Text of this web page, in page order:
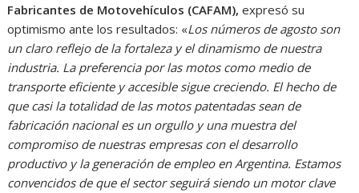
Fabricantes de Motovehículos (CAFAM), expresó su
optimismo ante los resultados: «Los números de agosto son
un claro reflejo de la fortaleza y el dinamismo de nuestra
industria. La preferencia por las motos como medio de
transporte eficiente y accesible sigue creciendo. El hecho de
que casi la totalidad de las motos patentadas sean de
fabricación nacional es un orgullo y una muestra del
compromiso de nuestras empresas con el desarrollo
productivo y la generación de empleo en Argentina. Estamos
convencidos de que el sector seguirá siendo un motor clave